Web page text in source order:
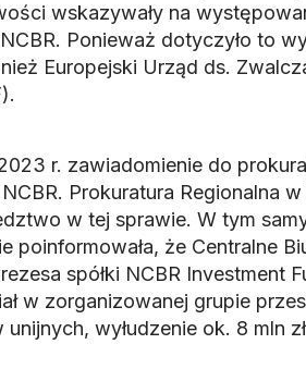
wskazywały na
Ponieważ dotyczyło to
Europejski Urząd ds.
2023 r. zawiadomienie do
Prokuratura Regionalna
w tej sprawie. W tym
poinformowała, że Centralne
spółki NCBR Investment
w zorganizowanej grupie
wyłudzenie ok. 8 mln